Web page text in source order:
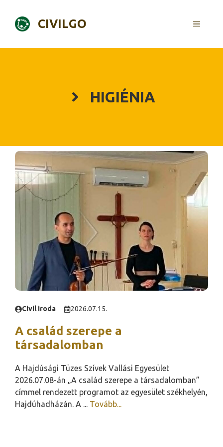
content
CIVILGO MENU
HIGIÉNIA
Civil iroda 2026.07.15.
A család szerepe a
társadalomban
A Hajdúsági Tüzes Szívek Vallási Egyesület
2026.07.08-án „A család szerepe a társadalomban”
címmel rendezett programot az egyesület székhelyén,
Hajdúhadházán. A ... Tovább...